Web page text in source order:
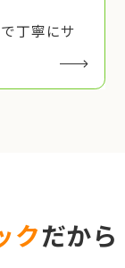
丁寧にサ
クだから